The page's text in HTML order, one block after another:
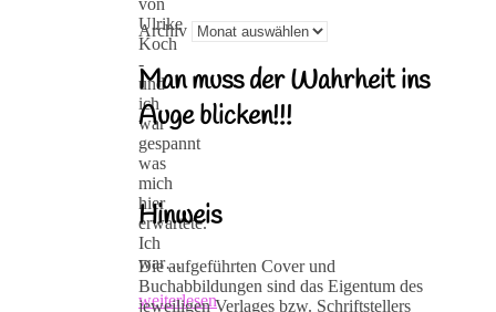
Ulrike
Koch
-
und
ich
war
gespannt
was
mich
hier
erwartete.
Ich
war…
weiterlesen
Archiv
Man muss der Wahrheit ins
Auge blicken!!!
Hinweis
Die aufgeführten Cover und
Buchabbildungen sind das Eigentum des
jeweiligen Verlages bzw. Schriftstellers